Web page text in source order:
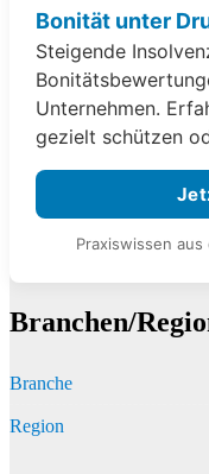
Bonität unter
Steigende
Unternehmen.
gezielt schützen
Praxiswissen
Branchen/
Branche
Region